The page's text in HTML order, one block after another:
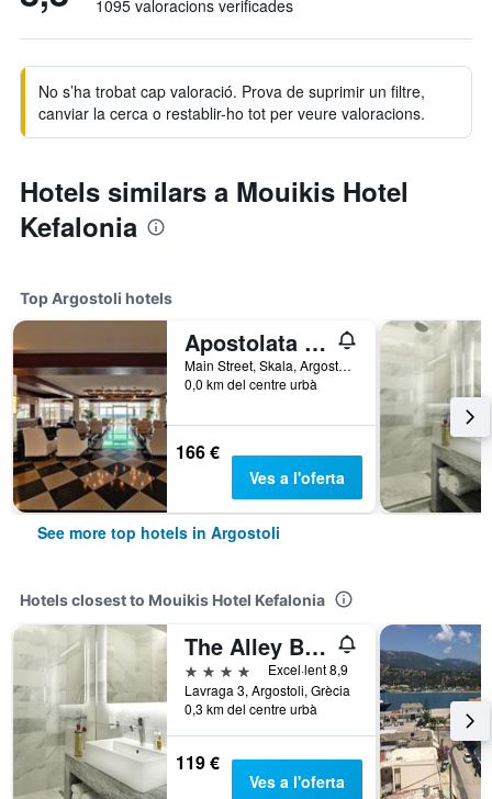
1095 valoracions verificades
No s’ha trobat cap valoració. Prova de suprimir un filtre,
canviar la cerca o restablir-ho tot per veure valoracions.
Hotels similars a Mouikis Hotel
Kefalonia
Top Argostoli hotels
Apostolata Island Resort & Spa
Main Street, Skala, Argostoli, Grècia
0,0 km del centre urbà
166 €
Ves a l'oferta
See more top hotels in Argostoli
Hotels closest to Mouikis Hotel Kefalonia
The Alley Boutique Hotel & Spa
4 estrelles
Excel·lent 8,9
Lavraga 3, Argostoli, Grècia
0,3 km del centre urbà
119 €
Ves a l'oferta